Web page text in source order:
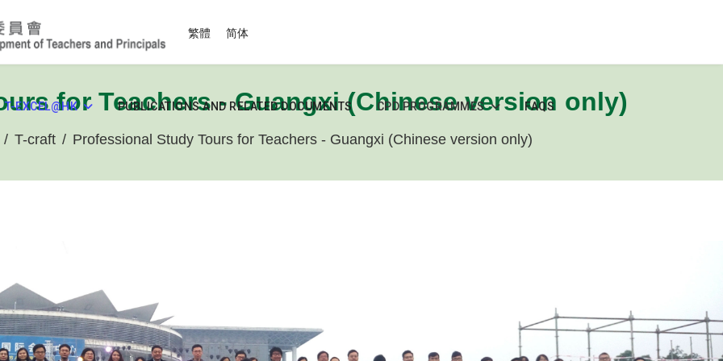
Select your language
繁體 简体
T-EXCEL@HK PUBLICATIONS AND RELATED DOCUMENTS CPD PROGRAMMES FAQS
for Teachers - Guangxi (Chinese version only)
T-craft Professional Study Tours for Teachers - Guangxi (Chinese version only)